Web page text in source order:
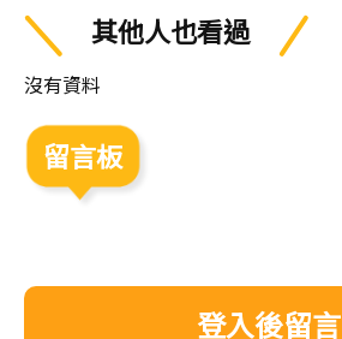
其他人也看過
沒有資料
留言板
登入後留言